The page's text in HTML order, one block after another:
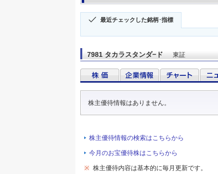
最近チェックした銘柄･指標
7981 タカラスタンダ−ド 東証
株主優待情報はありません。
株主優待情報の検索はこちらから
今月のお宝優待株はこちらから
※ 株主優待内容は基本的に毎月更新です。